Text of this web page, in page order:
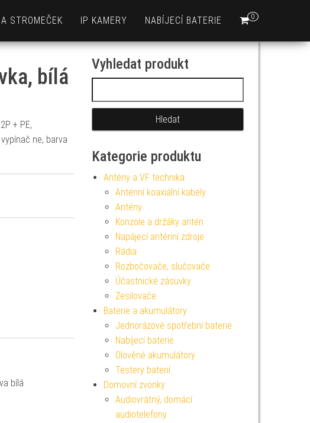
0
STROMEČEK IP KAMERY NABÍJECÍ BATERIE
bílá
+ PE,
ne, barva
bílá
Vyhledat produkt
Kategorie produktu
Antény a VF technika
Anténní koaxiální kabely
Antény
Konzole a držáky antén
Napájecí anténní zdroje
Rádia
Rozbočovače, slučovače
Účastnické zásuvky
Zesilovače
Baterie a akumulátory
Jednorázové spotřební baterie
Nabíjecí baterie
Olověné akumulátory
Testery baterií
Domovní zvonky
Audiovrátný, domácí
audiotelefony